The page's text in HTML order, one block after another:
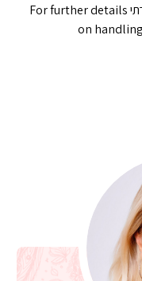
אני מאשר/ת לשמור את הנתונים שמסרתי For further details
on